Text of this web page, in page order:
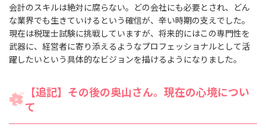
会計のスキルは絶対に腐らない。どの会社にも必要とされ、どん
な業界でも生きていけるという確信が、辛い時期の支えでした。
現在は税理士試験に挑戦していますが、将来的にはこの専門性を
武器に、経営者に寄り添えるようなプロフェッショナルとして活
躍したいという具体的なビジョンを描けるようになりました。
【追記】その後の奥山さん。現在の心境につい
て